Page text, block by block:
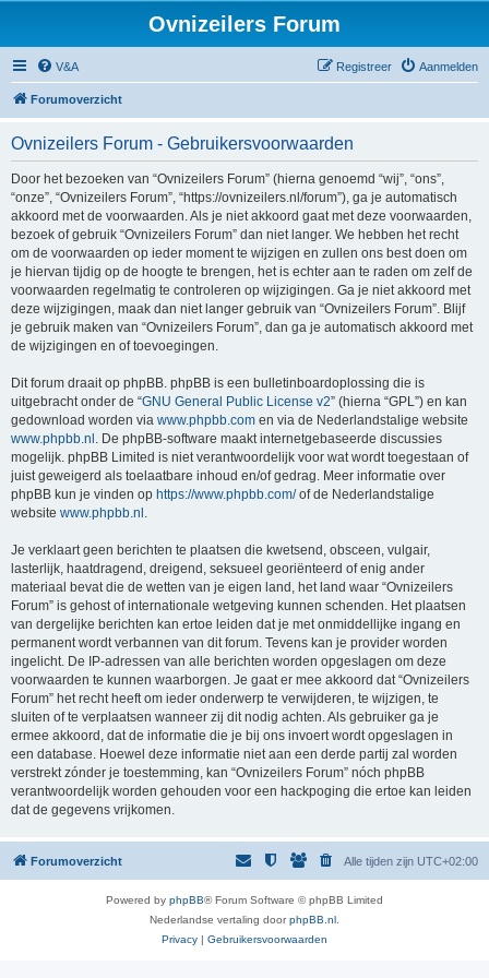
Ovnizeilers Forum
V&A Aanmelden
Registreer
Forumoverzicht
Ovnizeilers Forum - Gebruikersvoorwaarden
Door het bezoeken van “Ovnizeilers Forum” (hierna genoemd “wij”, “ons”,
“onze”, “Ovnizeilers Forum”, “https://ovnizeilers.nl/forum”), ga je automatisch
akkoord met de voorwaarden. Als je niet akkoord gaat met deze voorwaarden,
bezoek of gebruik “Ovnizeilers Forum” dan niet langer. We hebben het recht
om de voorwaarden op ieder moment te wijzigen en zullen ons best doen om
je hiervan tijdig op de hoogte te brengen, het is echter aan te raden om zelf de
voorwaarden regelmatig te controleren op wijzigingen. Ga je niet akkoord met
deze wijzigingen, maak dan niet langer gebruik van “Ovnizeilers Forum”. Blijf
je gebruik maken van “Ovnizeilers Forum”, dan ga je automatisch akkoord met
de wijzigingen en of toevoegingen.
Dit forum draait op phpBB. phpBB is een bulletinboardoplossing die is
uitgebracht onder de “GNU General Public License v2” (hierna “GPL”) en kan
gedownload worden via www.phpbb.com en via de Nederlandstalige website
www.phpbb.nl . De phpBB-software maakt internetgebaseerde discussies
mogelijk. phpBB Limited is niet verantwoordelijk voor wat wordt toegestaan of
juist geweigerd als toelaatbare inhoud en/of gedrag. Meer informatie over
phpBB kun je vinden op https://www.phpbb.com/of de Nederlandstalige
website www.phpbb.nl .
Je verklaart geen berichten te plaatsen die kwetsend, obsceen, vulgair,
lasterlijk, haatdragend, dreigend, seksueel georiënteerd of enig ander
materiaal bevat die de wetten van je eigen land, het land waar “Ovnizeilers
Forum” is gehost of internationale wetgeving kunnen schenden. Het plaatsen
van dergelijke berichten kan ertoe leiden dat je met onmiddellijke ingang en
permanent wordt verbannen van dit forum. Tevens kan je provider worden
ingelicht. De IP-adressen van alle berichten worden opgeslagen om deze
voorwaarden te kunnen waarborgen. Je gaat er mee akkoord dat “Ovnizeilers
Forum” het recht heeft om ieder onderwerp te verwijderen, te wijzigen, te
sluiten of te verplaatsen wanneer zij dit nodig achten. Als gebruiker ga je
ermee akkoord, dat de informatie die je bij ons invoert wordt opgeslagen in
een database. Hoewel deze informatie niet aan een derde partij zal worden
verstrekt zónder je toestemming, kan “Ovnizeilers Forum” nóch phpBB
verantwoordelijk worden gehouden voor een hackpoging die ertoe kan leiden
dat de gegevens vrijkomen.
Forumoverzicht Alle tijden zijn UTC+02:00
Powered by phpBB® Forum Software © phpBB Limited
Nederlandse vertaling doorphpBB.nl
Privacy | Gebruikersvoorwaarden